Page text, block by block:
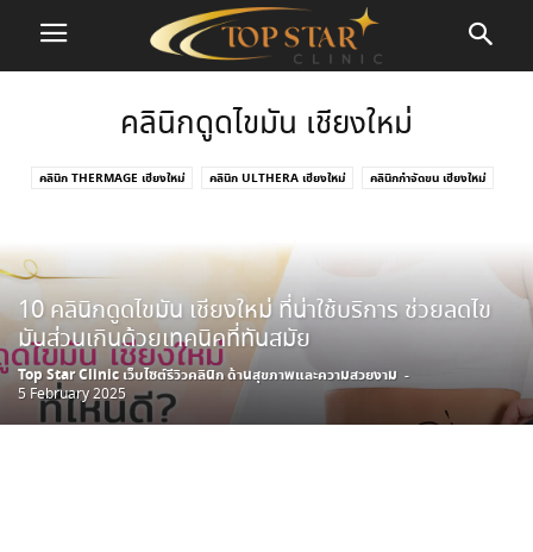
คลินิกดูดไขมัน เชียงใหม่
คลินิก THERMAGE เชียงใหม่ คลินิก ULTHERA เชียงใหม่
คลินิกกำจัดขน เชียงใหม่
คลินิกโบท็อก เชียงใหม่
10 คลินิกดูดไขมัน เชียงใหม่ ที่น่าใช้บริการ ช่วยลดไข
มันส่วนเกินด้วยเทคนิคที่ทันสมัย
Top Star Clinic เว็บไซต์รีวิวคลินิก ด้านสุขภาพและความสวยงาม -
5 February 2025